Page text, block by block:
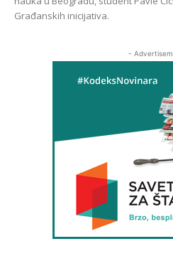
Građanskih inicijativa.
-